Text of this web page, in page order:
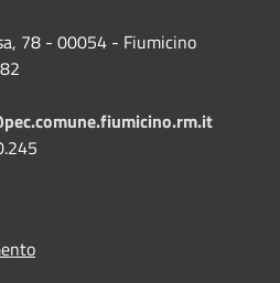
78 - 00054 - Fiumicino